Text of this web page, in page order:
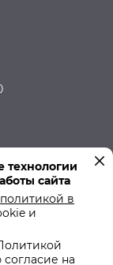
технологии
сайта
политикой в
и
на